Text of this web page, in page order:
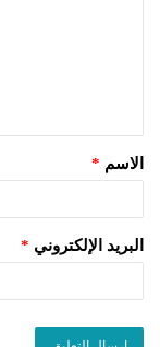
الاسم *
البريد الإلكتروني *